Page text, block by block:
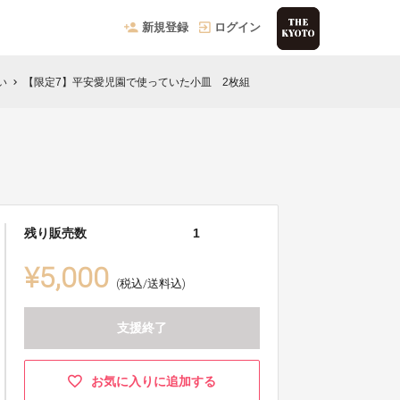
新規登録 ログイン
chevron_right 【限定7】平安愛児園で使っていた小皿 2枚組
残り販売数 1
¥5,000 (税込/送料込)
支援終了
お気に入りに追加する